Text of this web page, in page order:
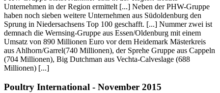
Unternehmen in der Region ermittelt [...] Neben der PHW-Gruppe
haben noch sieben weitere Unternehmen aus Südoldenburg den
Sprung in Niedersachsens Top 100 geschafft. [...] Nummer zwei ist
demnach die Wernsing-Gruppe aus Essen/Oldenburg mit einem
Umsatz von 890 Millionen Euro vor dem Heidemark Mästerkreis
aus Ahlhorn/Garrel(740 Millionen), der Sprehe Gruppe aus Cappeln
(704 Millionen), Big Dutchman aus Vechta-Calveslage (688
Millionen) [...]
Poultry International - November 2015